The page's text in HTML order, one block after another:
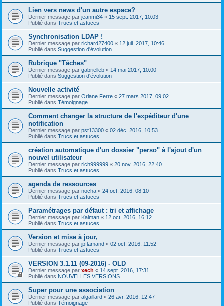
Lien vers news d'un autre espace?
Dernier message par jeanmi34 « 15 sept. 2017, 10:03
Publié dans Trucs et astuces
Synchronisation LDAP !
Dernier message par richard27400 « 12 juil. 2017, 10:46
Publié dans Suggestion d'évolution
Rubrique "Tâches"
Dernier message par gabrielleb « 14 mai 2017, 10:00
Publié dans Suggestion d'évolution
Nouvelle activité
Dernier message par Orlane Ferre « 27 mars 2017, 09:02
Publié dans Témoignage
Comment changer la structure de l'expéditeur d'une
notification
Dernier message par pst13300 « 02 déc. 2016, 10:53
Publié dans Trucs et astuces
création automatique d'un dossier "perso" à l'ajout d'un
nouvel utilisateur
Dernier message par rich999999 « 20 nov. 2016, 22:40
Publié dans Trucs et astuces
agenda de ressources
Dernier message par nocha « 24 oct. 2016, 08:10
Publié dans Trucs et astuces
Paramétrages par défaut : tri et affichage
Dernier message par Kalman « 12 oct. 2016, 16:12
Publié dans Trucs et astuces
Version et mise à jour,
Dernier message par jpflamand « 02 oct. 2016, 11:52
Publié dans Trucs et astuces
VERSION 3.1.11 (09-2016) - OLD
Dernier message par xech « 14 sept. 2016, 17:31
Publié dans NOUVELLES VERSIONS
Super pour une association
Dernier message par algaillard « 26 avr. 2016, 12:47
Publié dans Témoignage